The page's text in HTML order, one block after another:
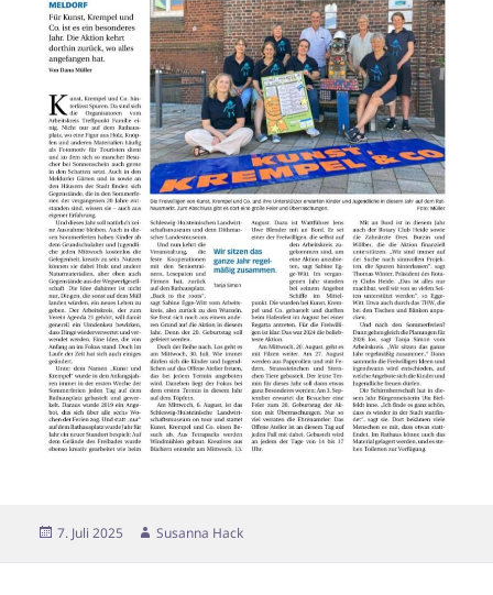
Veröffentlicht
7. Juli 2025 Autor
Susanna Hack